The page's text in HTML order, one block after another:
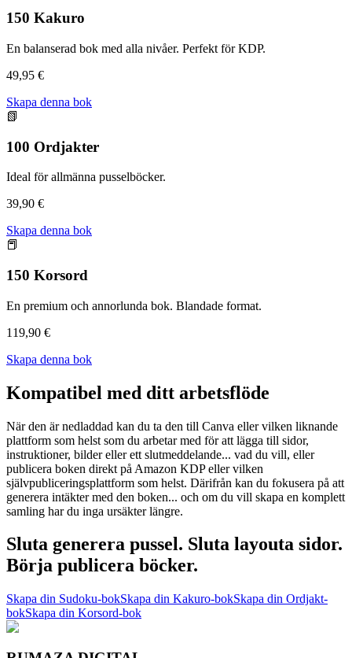
150 Kakuro
En balanserad bok med alla nivåer. Perfekt för KDP.
49,95 €
Skapa denna bok
📗
100 Ordjakter
Ideal för allmänna pusselböcker.
39,90 €
Skapa denna bok
📕
150 Korsord
En premium och annorlunda bok. Blandade format.
119,90 €
Skapa denna bok
Kompatibel med ditt arbetsflöde
När den är nedladdad kan du ta den till Canva eller vilken liknande
plattform som helst som du arbetar med för att lägga till sidor,
instruktioner, bilder eller ett slutmeddelande... vad du vill, eller
publicera boken direkt på Amazon KDP eller vilken
självpubliceringsplattform som helst. Därifrån kan du fokusera på att
generera intäkter med den boken... och om du vill skapa en komplett
samling har du inga ursäkter längre.
Sluta generera pussel. Sluta layouta sidor.
Börja publicera böcker.
Skapa din Sudoku-bokSkapa din Kakuro-bokSkapa din Ordjakt-
bokSkapa din Korsord-bok